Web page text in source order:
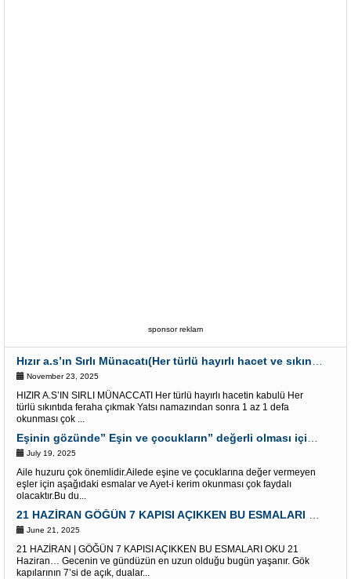
sponsor reklam
November 23, 2025
HIZIR A.S’IN SIRLI MÜNACCATI Her türlü hayırlı hacetin kabulü Her
türlü sıkıntıda feraha çıkmak Yatsı namazından sonra 1 az 1 defa
okunması çok ...
July 19, 2025
Aile huzuru çok önemlidir.Ailede eşine ve çocuklarına değer vermeyen
eşler için aşağıdaki esmalar ve Ayet-i kerim okunması çok faydalı
olacaktır.Bu du...
June 21, 2025
21 HAZİRAN | GÖĞÜN 7 KAPISI AÇIKKEN BU ESMALARI OKU 21
Haziran… Gecenin ve gündüzün en uzun olduğu bugün yaşanır. Gök
kapılarının 7’si de açık, dualar...